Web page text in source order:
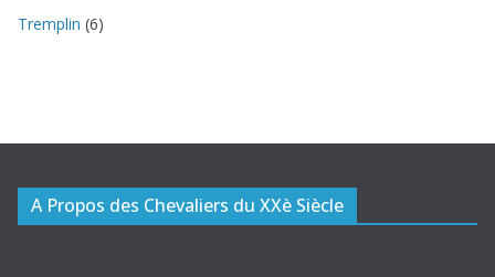
Tremplin (6)
A Propos des Chevaliers du XXè Siècle